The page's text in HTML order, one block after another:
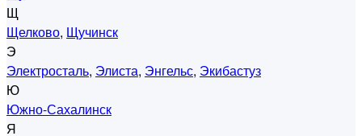
Щ
Щелково, Щучинск
Э
Электросталь, Элиста, Энгельс, Экибастуз
Ю
Южно-Сахалинск
Я